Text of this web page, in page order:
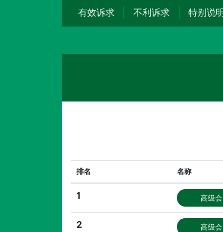
有效诉求 不利诉求 特别说
排名 名称
1 高级
2 高级